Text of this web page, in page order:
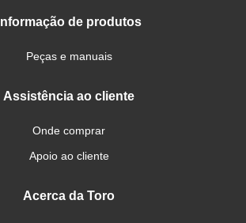
Informação de produtos
Peças e manuais
Assistência ao cliente
Onde comprar
Apoio ao cliente
Acerca da Toro